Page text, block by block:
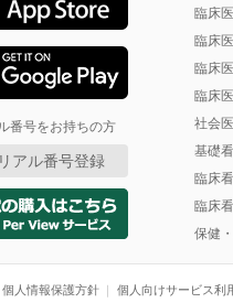
番号をお持ちの方
アル番号登録
臨床
臨床
臨床
臨床
社会
基礎
臨床
臨床
保健
個人情報保護方針 個人向けサービス利